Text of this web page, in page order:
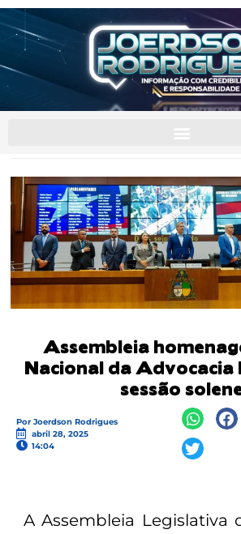
Assembleia
Nacional da Advocacia
sessão
Por Joerdson Rodrigues
abril 28, 2025
14:04
A Assembleia Legislativa